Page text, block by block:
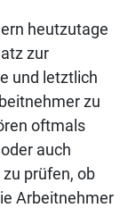
heutzutage
zur
und letztlich
zu
oftmals
auch
prüfen, ob
Arbeitnehmer